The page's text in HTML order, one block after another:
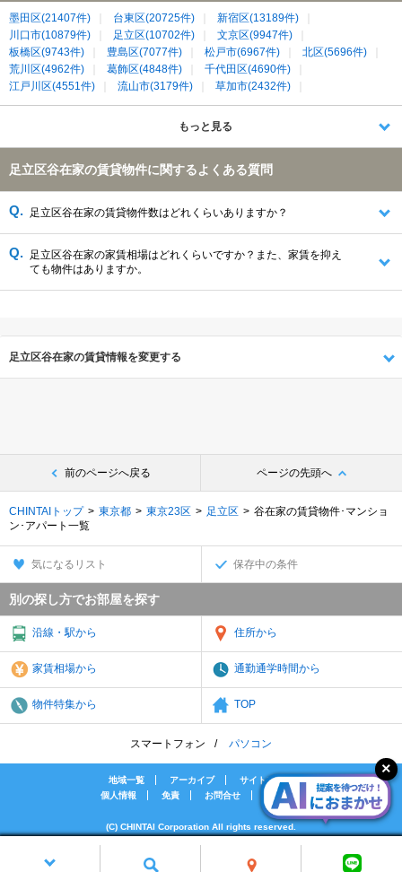
墨田区(21407件) 台東区(20725件)
新宿区(13189件)
川口市(10879件)
足立区(10702件)
文京区(9947件)
板橋区(9743件)
豊島区(7077件) 松戸市(6967件)
北区(5696件)
荒川区(4962件)
葛飾区(4848件)
千代田区(4690件)
江戸川区(4551件)
流山市(3179件)
草加市(2432件)
三郷市(1480件)
八潮市(1104件)
もっと見る
足立区谷在家の賃貸物件に関するよくある質問
足立区谷在家の賃貸物件数はどれくらいありますか？
足立区谷在家の家賃相場はどれくらいですか？また、家賃を抑え
ても物件はありますか。
足立区谷在家の賃貸情報を変更する
前のページへ戻る ページの先頭へ
CHINTAIトップ 東京都 東京23区 足立区
谷在家の賃貸物件･マンショ
ン･アパート一覧
気になるリスト 保存中の条件
別の探し方でお部屋を探す
沿線・駅から 住所から
家賃相場から 通勤通学時間から
物件特集から TOP
スマートフォン パソコン
地域一覧 アーカイブ
サイトマップ
個人情報
免責 お問合せ 会社案内
(C) CHINTAI Corporation All rights reserved.
[PR]賃貸物件の疑問解決！教えてエイブルAGENT